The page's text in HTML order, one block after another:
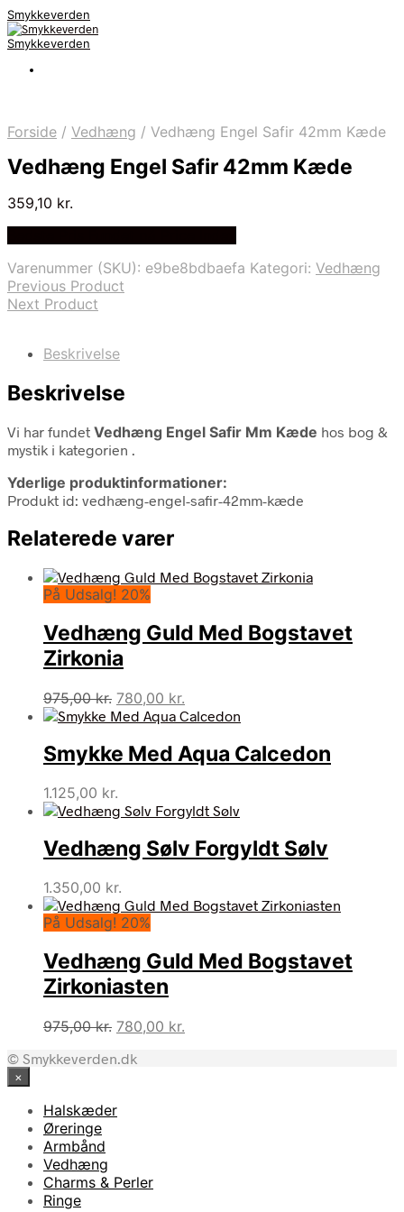
Smykkeverden
Smykkeverden
Forside / Vedhæng / Vedhæng Engel Safir 42mm Kæde
Vedhæng Engel Safir 42mm Kæde
359,10 kr.
Varenummer (SKU): e9be8bdbaefa Kategori: Vedhæng
Previous Product
Next Product
Beskrivelse
Beskrivelse
Vi har fundet Vedhæng Engel Safir Mm Kæde hos bog &
mystik i kategorien .
Yderlige produktinformationer:
Produkt id: vedhæng-engel-safir-42mm-kæde
Relaterede varer
På Udsalg! 20%
Vedhæng Guld Med Bogstavet
Zirkonia
975,00kr. Den
oprindelige
var:
975,00 kr..
780,00 kr.
aktuelle
er:
780,00 kr..
Smykke Med Aqua Calcedon
1.125,00 kr.
Vedhæng Sølv Forgyldt Sølv
1.350,00 kr.
På Udsalg! 20%
Vedhæng Guld Med Bogstavet
Zirkoniasten
975,00kr. Den
pris
780,00 kr.
© Smykkeverden.dk
×
Halskæder
Øreringe
Armbånd
Vedhæng
Charms & Perler
Ringe